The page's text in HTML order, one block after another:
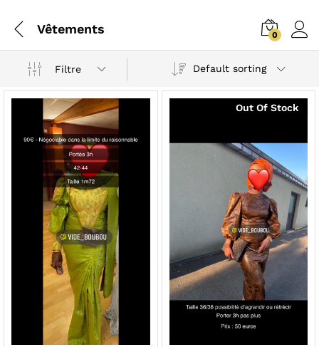
Vêtements 0
Filtre Default sorting
Out Of Stock